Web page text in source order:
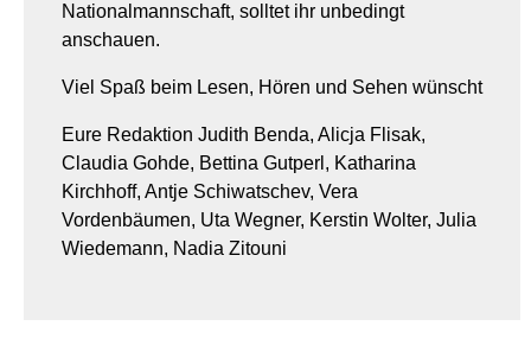
Nationalmannschaft, solltet ihr unbedingt
anschauen.
Viel Spaß beim Lesen, Hören und Sehen wünscht
Eure Redaktion Judith Benda, Alicja Flisak,
Claudia Gohde, Bettina Gutperl, Katharina
Kirchhoff, Antje Schiwatschev, Vera
Vordenbäumen, Uta Wegner, Kerstin Wolter, Julia
Wiedemann, Nadia Zitouni